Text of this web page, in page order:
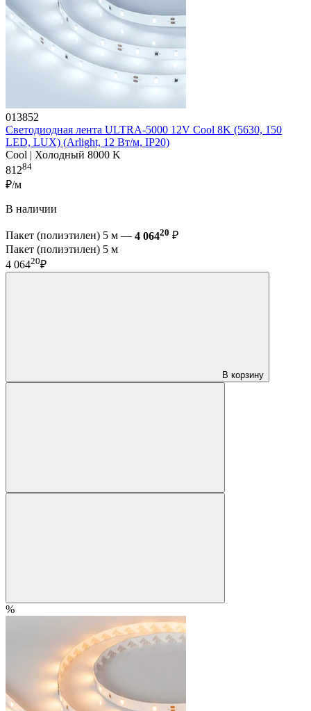
013852
Светодиодная лента ULTRA-5000 12V Cool 8K (5630, 150
LED, LUX) (Arlight, 12 Вт/м, IP20)
Cool | Холодный 8000 K
81284
₽/м
В наличии
Пакет (полиэтилен) 5 м — 4 06420 ₽
Пакет (полиэтилен) 5 м
4 06420₽
В корзину
%